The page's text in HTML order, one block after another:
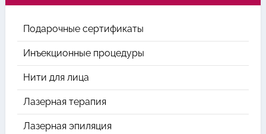
Подарочные сертификаты
Инъекционные процедуры
Нити для лица
Лазерная терапия
Лазерная эпиляция